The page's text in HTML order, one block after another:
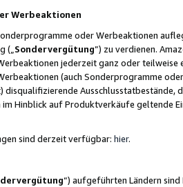
Werbeaktionen
oder Werbeaktionen
(„ Sondervergütung”) zu verdienen.
jederzeit ganz oder
(auch Sonderprogramme
Ausschlusstatbestände,
Hinblick auf Produktverkäufe geltende
sind derzeit verfügbar: hier.
“) aufgeführten Ländern